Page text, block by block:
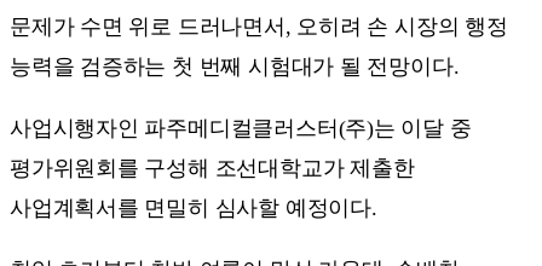
문제가 수면 위로 드러나면서, 오히려 손 시장의 행정
능력을 검증하는 첫 번째 시험대가 될 전망이다.
사업시행자인 파주메디컬클러스터(주)는 이달 중
평가위원회를 구성해 조선대학교가 제출한
사업계획서를 면밀히 심사할 예정이다.